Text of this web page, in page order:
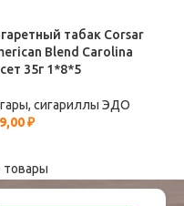
табак Corsar
Blend Carolina
35г 1*8*5
сигариллы ЭДО
₽
товары